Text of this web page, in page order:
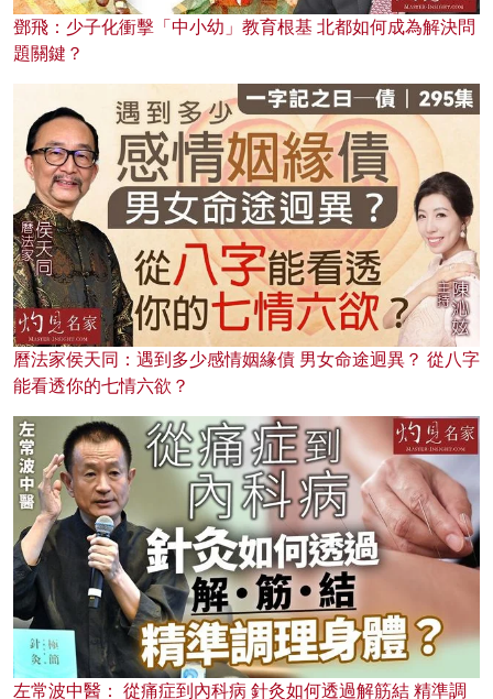
鄧飛：少子化衝擊「中小幼」教育根基 北都如何成為解決問
題關鍵？
曆法家侯天同：遇到多少感情姻緣債 男女命途迥異？ 從八字
能看透你的七情六欲？
左常波中醫： 從痛症到內科病 針灸如何透過解筋結 精準調